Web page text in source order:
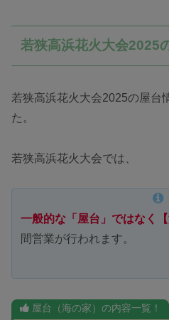
若狭高浜花火大会2025
若狭高浜花火大会2025の屋台
た。
若狭高浜花火大会では、
一般的な「屋台」ではなく 【
間営業が行われます。
屋台（海の家）の内容一覧！